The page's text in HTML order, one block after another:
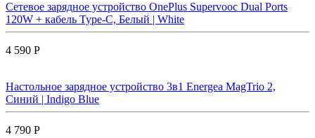
Сетевое зарядное устройство OnePlus Supervooc Dual Ports
120W + кабель Type-C, Белый | White
4 590 Р
Настольное зарядное устройство 3в1 Energea MagTrio 2,
Синий | Indigo Blue
4 790 Р